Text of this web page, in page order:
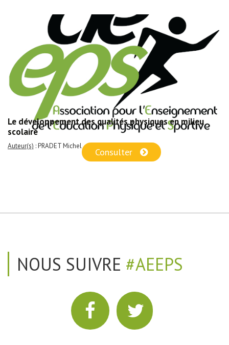
Le développement des qualités physiques en milieu
scolaire
Auteur(s) : PRADET Michel
Consulter
NOUS SUIVRE #AEEPS